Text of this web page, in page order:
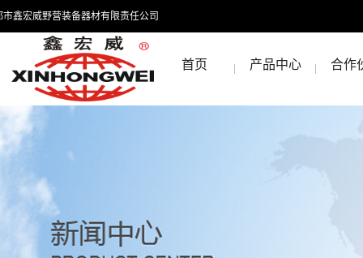
市鑫宏威野营装备器材有限责任公司
首页 产品中心 合作